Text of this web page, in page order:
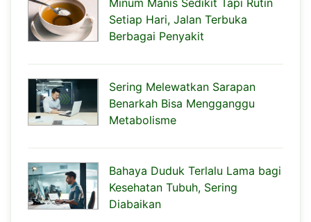
Minum Manis Sedikit Tapi Rutin
Setiap Hari, Jalan Terbuka
Berbagai Penyakit
Sering Melewatkan Sarapan
Benarkah Bisa Mengganggu
Metabolisme
Bahaya Duduk Terlalu Lama bagi
Kesehatan Tubuh, Sering
Diabaikan